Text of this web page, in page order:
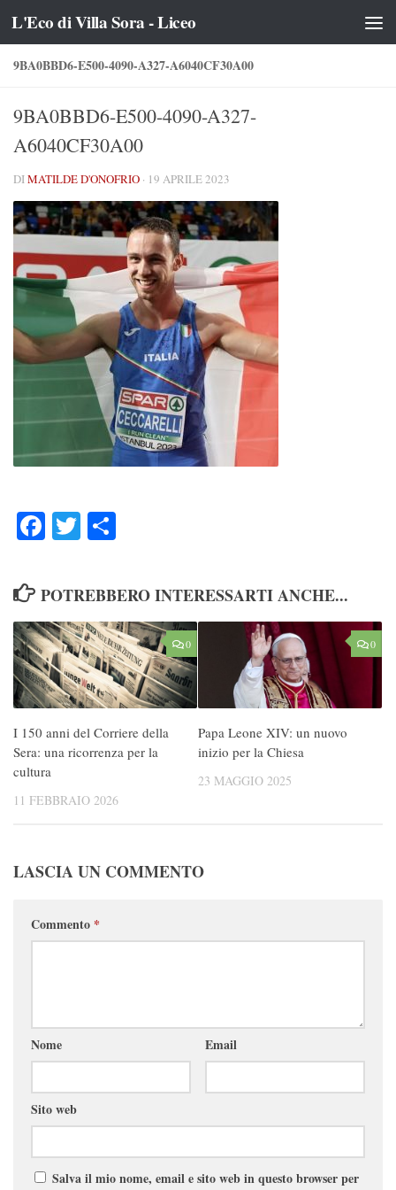
Salta al contenuto
L'Eco di Villa Sora - Liceo
9BA0BBD6-E500-4090-A327-A6040CF30A00
9BA0BBD6-E500-4090-A327-
A6040CF30A00
DIMATILDE D'ONOFRIO · 19 APRILE 2023
FacebookTwitter
POTREBBERO INTERESSARTI ANCHE...
0
I 150 anni del Corriere della
Sera: una ricorrenza per la
cultura
11 FEBBRAIO 2026
0
Papa Leone XIV: un nuovo
inizio per la Chiesa
23 MAGGIO 2025
LASCIA UN COMMENTO
Commento *
Nome Email
Sito web
Salva il mio nome, email e sito web in questo browser per